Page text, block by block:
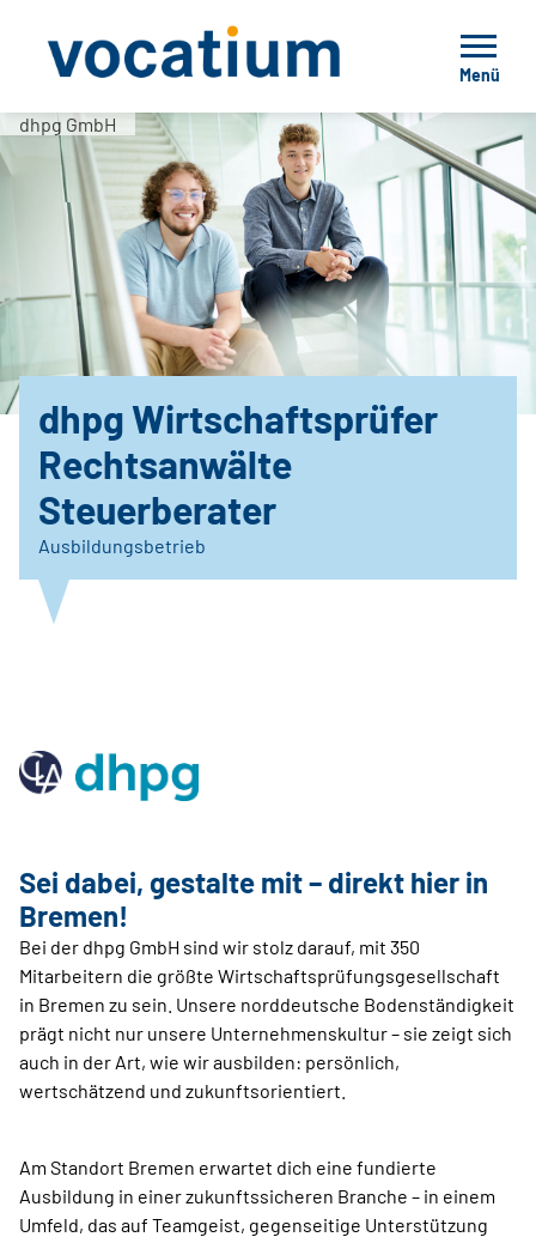
Menü
dhpg GmbH
dhpg Wirtschaftsprüfer
Rechtsanwälte
Steuerberater
Ausbildungsbetrieb
Sei dabei, gestalte mit – direkt hier in
Bremen!
Bei der dhpg GmbH sind wir stolz darauf, mit 350
Mitarbeitern die größte Wirtschaftsprüfungsgesellschaft
in Bremen zu sein. Unsere norddeutsche Bodenständigkeit
prägt nicht nur unsere Unternehmenskultur – sie zeigt sich
auch in der Art, wie wir ausbilden: persönlich,
wertschätzend und zukunftsorientiert.
Am Standort Bremen erwartet dich eine fundierte
Ausbildung in einer zukunftssicheren Branche – in einem
Umfeld, das auf Teamgeist, gegenseitige Unterstützung